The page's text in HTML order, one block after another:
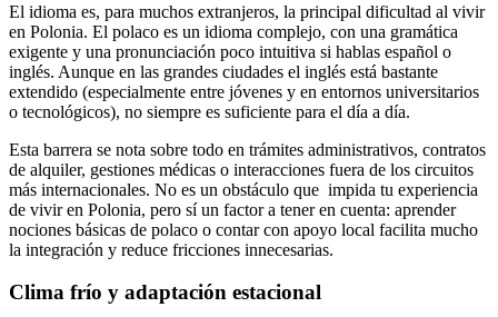
El idioma es, para muchos extranjeros, la principal dificultad al vivir
en Polonia. El polaco es un idioma complejo, con una gramática
exigente y una pronunciación poco intuitiva si hablas español o
inglés. Aunque en las grandes ciudades el inglés está bastante
extendido (especialmente entre jóvenes y en entornos universitarios
o tecnológicos), no siempre es suficiente para el día a día.
Esta barrera se nota sobre todo en trámites administrativos, contratos
de alquiler, gestiones médicas o interacciones fuera de los circuitos
más internacionales. No es un obstáculo que impida tu experiencia
de vivir en Polonia, pero sí un factor a tener en cuenta: aprender
nociones básicas de polaco o contar con apoyo local facilita mucho
la integración y reduce fricciones innecesarias.
Clima frío y adaptación estacional